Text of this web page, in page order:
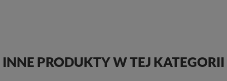
INNE PRODUKTY W TEJ KATEGORII